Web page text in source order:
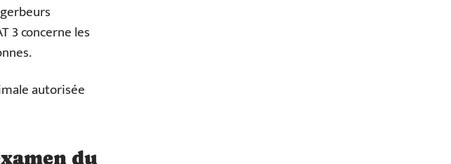
3 concerne les
autorisée
du